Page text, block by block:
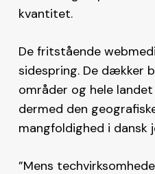
kvantitet.
De fritstående
sidespring. De dækker
områder og hele
dermed den
mangfoldighed i dansk
”Mens